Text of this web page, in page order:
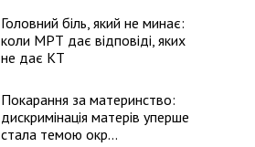
Головний біль, який не минає:
коли МРТ дає відповіді, яких
не дає КТ
Покарання за материнство:
дискримінація матерів уперше
стала темою окр...